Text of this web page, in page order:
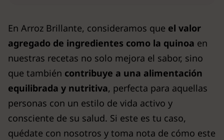
En Arroz Brillante, consideramos que el valor
agregado de ingredientes como la quinoa en
nuestras recetas no solo mejora el sabor, sino
que también contribuye a una alimentación
equilibrada y nutritiva, perfecta para aquellas
personas con un estilo de vida activo y
consciente de su salud. Si este es tu caso,
quédate con nosotros y toma nota de cómo este